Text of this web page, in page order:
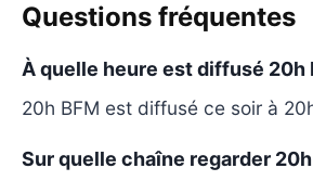
Questions fréquentes
À quelle heure est diffusé 20h
20h BFM est diffusé ce soir à
Sur quelle chaîne regarder 20h